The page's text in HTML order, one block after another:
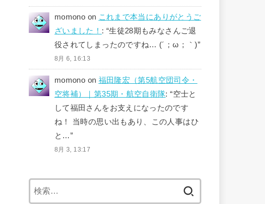
momono on これまで本当にありがとうご
ざいました！ : “生徒28期もみなさんご退
役されてしまったのですね… (´；ω；｀)”
8月 6, 16:13
momono on 福田隆宏（第5航空団司令・
空将補）｜第35期・航空自衛隊: “空士と
して福田さんをお支えになったのです
ね！ 当時の思い出もあり、この人事はひ
と…”
8月 3, 13:17